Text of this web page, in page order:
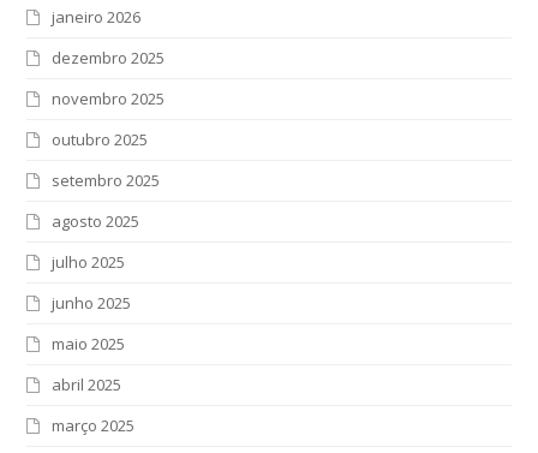
janeiro 2026
dezembro 2025
novembro 2025
outubro 2025
setembro 2025
agosto 2025
julho 2025
junho 2025
maio 2025
abril 2025
março 2025